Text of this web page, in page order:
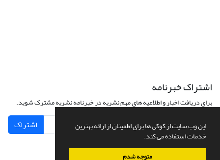
این وب سایت از کوکی ها برای اطمینان از ارائه بهترین
خدمات استفاده می کند.
متوجه شدم
اشتراک خبرنامه
برای دریافت اخبار و اطلاعیه های مهم نشریه در خبرنامه نشریه مشترک شوید.
اشتراک